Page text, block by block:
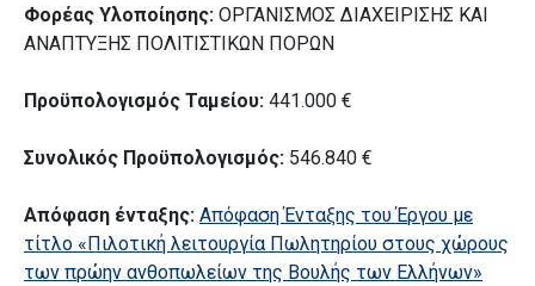
Φορέας Υλοποίησης: ΟΡΓΑΝΙΣΜΟΣ ΔΙΑΧΕΙΡΙΣΗΣ ΚΑΙ
ΑΝΑΠΤΥΞΗΣ ΠΟΛΙΤΙΣΤΙΚΩΝ ΠΟΡΩΝ
Προϋπολογισμός Ταμείου: 441.000 €
Συνολικός Προϋπολογισμός: 546.840 €
Απόφαση ένταξης: Απόφαση Ένταξης του Έργου με
τίτλο «Πιλοτική λειτουργία Πωλητηρίου στους χώρους
των πρώην ανθοπωλείων της Βουλής των Ελλήνων»